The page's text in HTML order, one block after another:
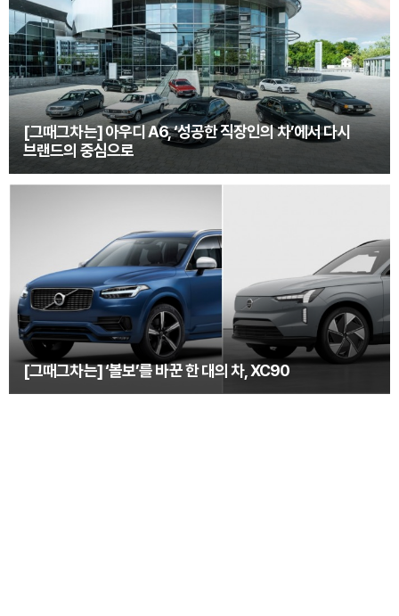
[그때그차는] 아우디 A6, ‘성공한 직장인의 차’에서 다시
브랜드의 중심으로
[그때그차는] ‘볼보’를 바꾼 한 대의 차, XC90